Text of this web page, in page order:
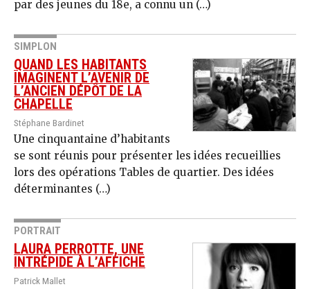
par des jeunes du 18e, a connu un (…)
SIMPLON
QUAND LES HABITANTS
IMAGINENT L’AVENIR DE
L’ANCIEN DÉPÔT DE LA
CHAPELLE
Stéphane Bardinet
Une cinquantaine d’habitants
se sont réunis pour présenter les idées recueillies
lors des opérations Tables de quartier. Des idées
déterminantes (…)
PORTRAIT
LAURA PERROTTE, UNE
INTRÉPIDE À L’AFFICHE
Patrick Mallet